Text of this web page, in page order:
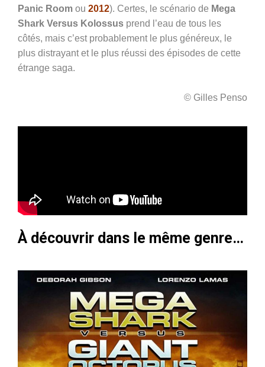
Panic Room ou 2012). Certes, le scénario de Mega
Shark Versus Kolossus prend l’eau de tous les
côtés, mais c’est probablement le plus généreux, le
plus distrayant et le plus réussi des épisodes de cette
étrange saga.
© Gilles Penso
À découvrir dans le même genre…